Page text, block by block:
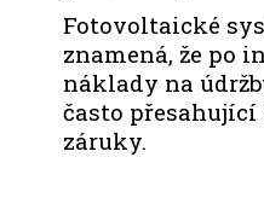
Fotovoltaické
znamená, že po
náklady na
často
záruky.